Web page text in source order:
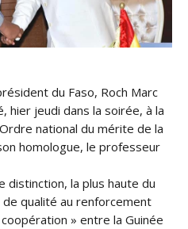
du Faso, Roch Marc
hier jeudi dans la soirée, à la
national du mérite de la
homologue, le professeur
distinction, la plus haute du
qualité au renforcement
» entre la Guinée